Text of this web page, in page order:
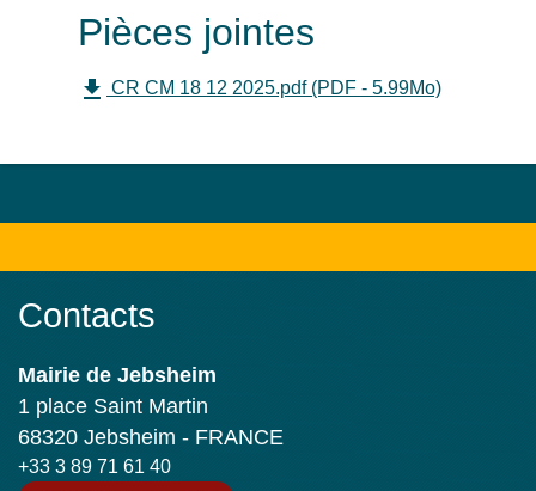
Pièces jointes
file_download CR CM 18 12 2025.pdf (PDF - 5.99Mo)
Contacts
Mairie de Jebsheim
1 place Saint Martin
68320 Jebsheim - FRANCE
+33 3 89 71 61 40